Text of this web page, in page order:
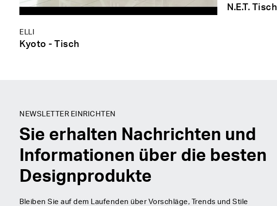
ELLI
Kyoto - Tisch
N.E.T. Tisch
NEWSLETTER EINRICHTEN
Sie erhalten Nachrichten und
Informationen über die besten
Designprodukte
Bleiben Sie auf dem Laufenden über Vorschläge, Trends und Stile